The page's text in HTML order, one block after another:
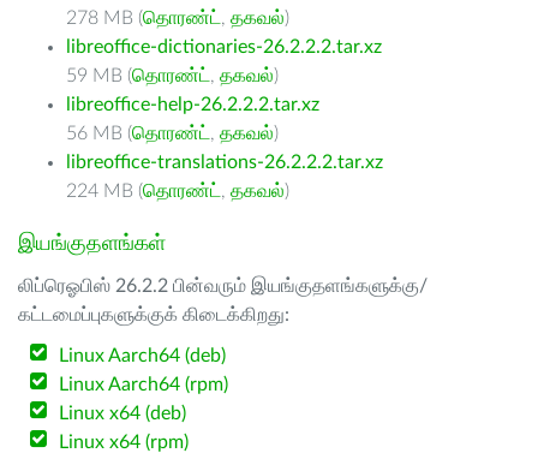
278 MB (தொரண்ட் , தகவல்)
libreoffice-dictionaries-26.2.2.2.tar.xz
59 MB (தொரண்ட் , தகவல்)
libreoffice-help-26.2.2.2.tar.xz
56 MB (தொரண்ட் , தகவல்)
libreoffice-translations-26.2.2.2.tar.xz
224 MB (தொரண்ட் , தகவல்)
இயங்குதளங்கள்
லிப்ரெஓபிஸ் 26.2.2 பின்வரும் இயங்குதளங்களுக்கு/
கட்டமைப்புகளுக்குக் கிடைக்கிறது:
Linux Aarch64 (deb)
Linux Aarch64 (rpm)
Linux x64 (deb)
Linux x64 (rpm)